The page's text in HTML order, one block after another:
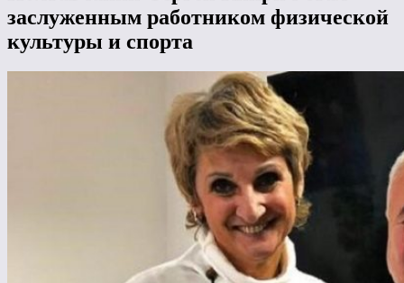
заслуженным работником физической
культуры и спорта